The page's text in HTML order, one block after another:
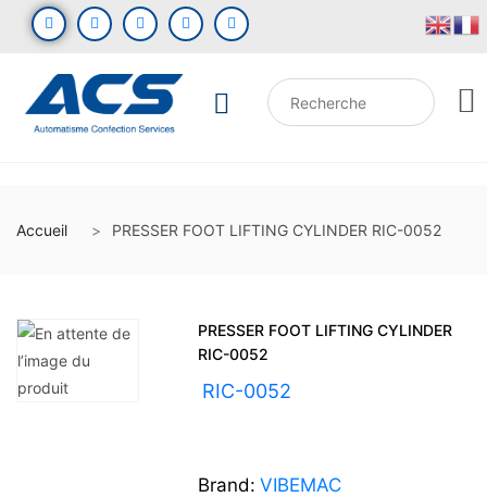
Accueil PRESSER FOOT LIFTING CYLINDER RIC-0052
PRESSER FOOT LIFTING CYLINDER
RIC-0052
RIC-0052
Brand: VIBEMAC